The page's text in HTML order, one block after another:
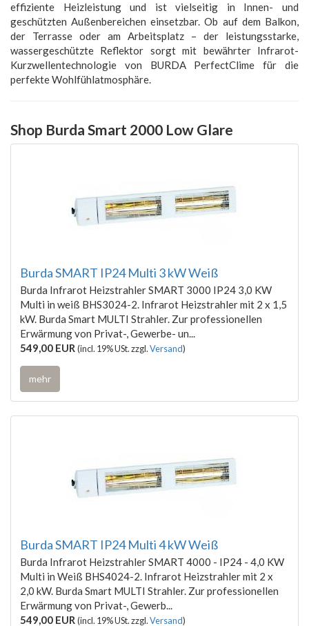
effiziente Heizleistung und ist vielseitig in Innen- und
geschützten Außenbereichen einsetzbar. Ob auf dem Balkon,
der Terrasse oder am Arbeitsplatz – der leistungsstarke,
wassergeschützte Reflektor sorgt mit bewährter Infrarot-
Kurzwellentechnologie von BURDA PerfectClime für die
perfekte Wohlfühlatmosphäre.
Shop Burda Smart 2000 Low Glare
Burda SMART IP24 Multi 3 kW Weiß
Burda Infrarot Heizstrahler SMART 3000 IP24 3,0 KW
Multi in weiß BHS3024-2. Infrarot Heizstrahler mit 2 x 1,5
kW. Burda Smart MULTI Strahler. Zur professionellen
Erwärmung von Privat-, Gewerbe- un...
549,00 EUR(incl. 19% USt. zzgl.Versand)
mehr
Burda SMART IP24 Multi 4 kW Weiß
Burda Infrarot Heizstrahler SMART 4000 - IP24 - 4,0 KW
Multi in Weiß BHS4024-2. Infrarot Heizstrahler mit 2 x
2,0 kW. Burda Smart MULTI Strahler. Zur professionellen
Erwärmung von Privat-, Gewerb...
549,00 EUR(incl. 19% USt. zzgl.Versand)